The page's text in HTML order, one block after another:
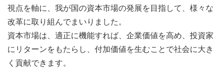
視点を軸に、我が国の資本市場の発展を目指して、様々な
改革に取り組んでまいりました。
資本市場は、適正に機能すれば、企業価値を高め、投資家
にリターンをもたらし、付加価値を生むことで社会に大き
く貢献できます。